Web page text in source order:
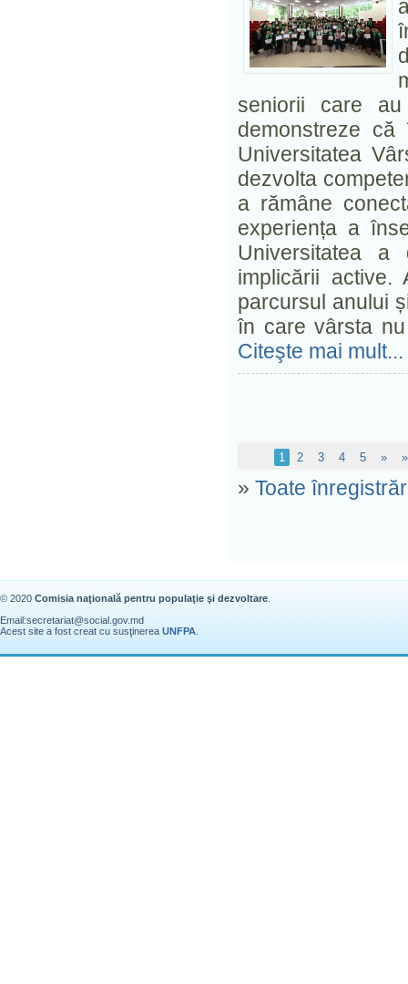
seniorii care
demonstreze
Universitatea
dezvolta
a rămâne
experiența a
Universitatea
implicării active.
parcursul anului
în care vârsta
Citeşte mai mult...
1 2 3 4 5 »
» Toate
© 2020 Comisia naţională pentru populaţie şi dezvoltare
Email:secretariat@social.gov.md
Acest site a fost creat cu susţinerea UNFPA